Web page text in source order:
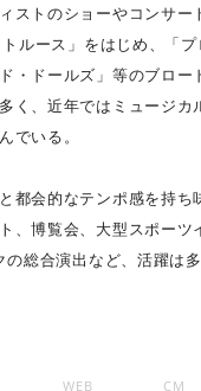
ストのショーやコンサー
ルース」をはじめ、「
・ドールズ」等のブロー
く、近年ではミュージカ
でいる。
都会的なテンポ感を持ち
、博覧会、大型スポーツ
の総合演出など、活躍は多
WEB CM